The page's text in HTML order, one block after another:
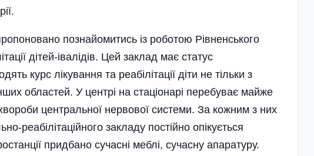
познайомитись із роботою Рівненського
дітей-івалідів. Цей заклад має статус
курс лікування та реабілітації діти не тільки з
областей. У центрі на стаціонарі перебуває майже
хвороби центральної нервової системи. За кожним з них
реабілітаційного закладу постійно опікується
придбано сучасні меблі, сучасну апаратуру.